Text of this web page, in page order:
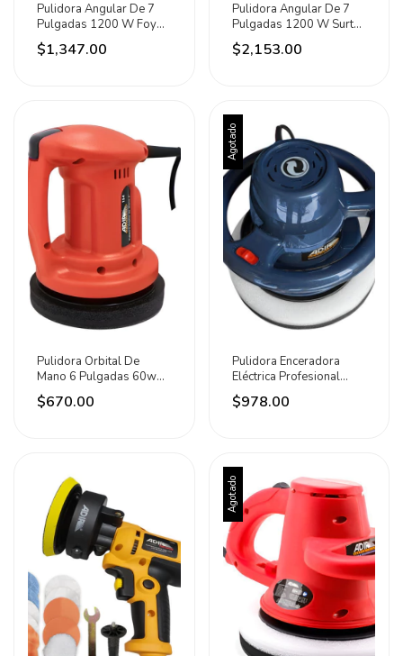
Pulidora Angular De 7
Pulgadas 1200 W Foy
Azul
$1,347.00
Pulidora Angular De 7
Pulgadas 1200 W Surtek
Negro
$2,153.00
Pulidora Orbital De
Mano 6 Pulgadas 60w
3600rpm Adir
$670.00
Agotado
Pulidora Enceradora
Eléctrica Profesional
110w 3200rpm Adir
Azul Acero
$978.00
Agotado